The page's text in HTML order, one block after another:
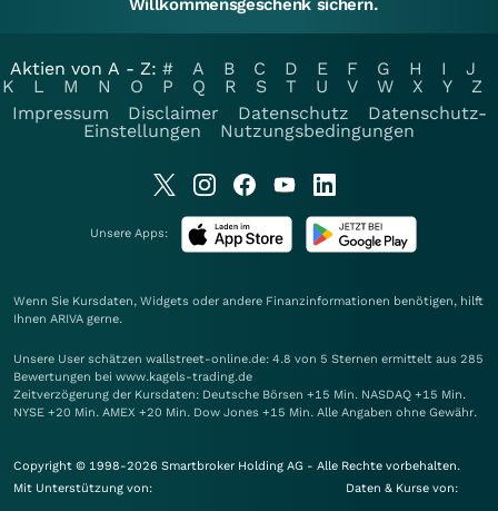
Willkommensgeschenk sichern.
Aktien von A - Z: # A B C D E F G H I
J
K
L M N O P Q R S T U V W X Y
Z
Impressum
Disclaimer Datenschutz
Datenschutz-
Einstellungen
Nutzungsbedingungen
Unsere Apps:
Wenn Sie Kursdaten, Widgets oder andere Finanzinformationen benötigen, hilft
Ihnen ARIVA gerne.
Unsere User schätzen wallstreet-online.de: 4.8 von 5 Sternen ermittelt aus 285
Bewertungen bei www.kagels-trading.de
Zeitverzögerung der Kursdaten: Deutsche Börsen +15 Min. NASDAQ +15 Min.
NYSE +20 Min. AMEX +20 Min. Dow Jones +15 Min. Alle Angaben ohne Gewähr.
Copyright © 1998-2026 Smartbroker Holding AG - Alle Rechte vorbehalten.
Mit Unterstützung von:
Daten & Kurse von: